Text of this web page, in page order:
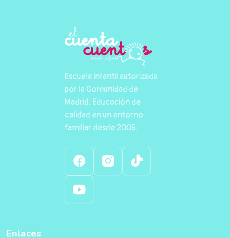
Escuela infantil autorizada
por la Comunidad de
Madrid. Educación de
calidad en un entorno
familiar desde 2005.
Enlaces